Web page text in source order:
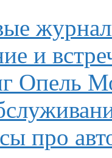
и
Опель
про